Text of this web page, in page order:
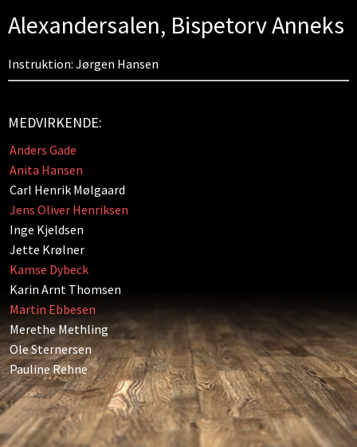
Alexandersalen, Bispetorv Anneks
Instruktion: Jørgen Hansen
MEDVIRKENDE:
Anders Gade
Anita Hansen
Carl Henrik Mølgaard
Jens Oliver Henriksen
Inge Kjeldsen
Jette Krølner
Kamse Dybeck
Karin Arnt Thomsen
Martin Ebbesen
Merethe Methling
Ole Sternersen
Pauline Rehne